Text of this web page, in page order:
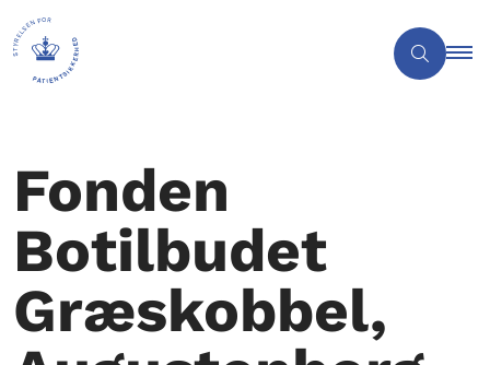
Fonden
Botilbudet
Græskobbel,